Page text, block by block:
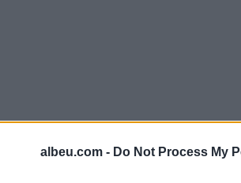
albeu.com - Do Not Process My